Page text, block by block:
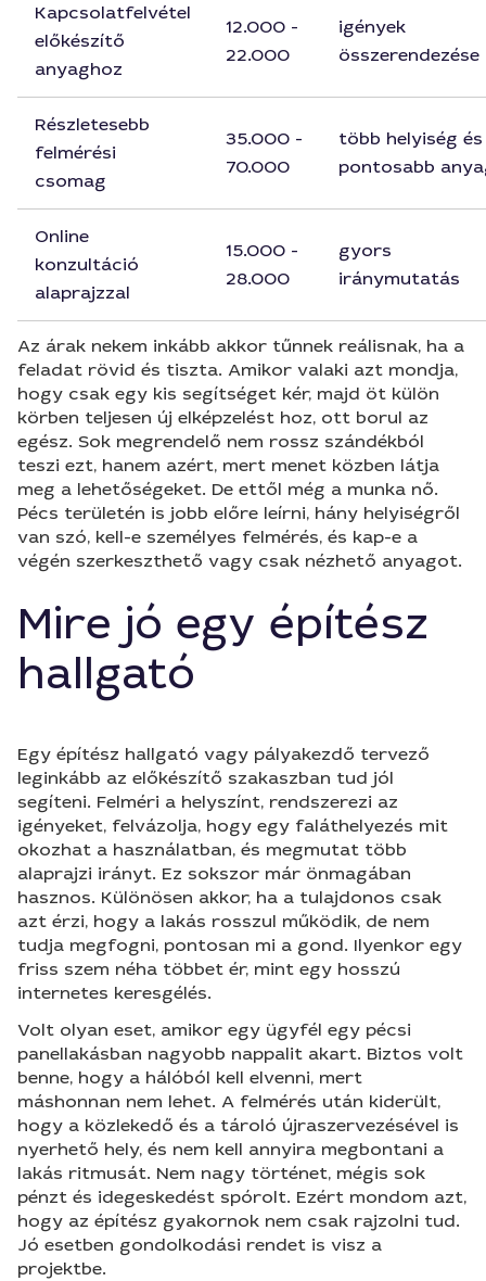
Kapcsolatfelvétel
előkészítő
anyaghoz
12.000 -
22.000
igények
összerendezése
Részletesebb
felmérési
csomag
35.000 -
70.000
több helyiség és
pontosabb
Online
konzultáció
alaprajzzal
15.000 -
28.000
gyors
iránymutatás
Az árak nekem inkább akkor tűnnek reálisnak, ha a
feladat rövid és tiszta. Amikor valaki azt mondja,
hogy csak egy kis segítséget kér, majd öt külön
körben teljesen új elképzelést hoz, ott borul az
egész. Sok megrendelő nem rossz szándékból
teszi ezt, hanem azért, mert menet közben látja
meg a lehetőségeket. De ettől még a munka nő.
Pécs területén is jobb előre leírni, hány helyiségről
van szó, kell-e személyes felmérés, és kap-e a
végén szerkeszthető vagy csak nézhető anyagot.
Mire jó egy építész
hallgató
Egy építész hallgató vagy pályakezdő tervező
leginkább az előkészítő szakaszban tud jól
segíteni. Felméri a helyszínt, rendszerezi az
igényeket, felvázolja, hogy egy faláthelyezés mit
okozhat a használatban, és megmutat több
alaprajzi irányt. Ez sokszor már önmagában
hasznos. Különösen akkor, ha a tulajdonos csak
azt érzi, hogy a lakás rosszul működik, de nem
tudja megfogni, pontosan mi a gond. Ilyenkor egy
friss szem néha többet ér, mint egy hosszú
internetes keresgélés.
Volt olyan eset, amikor egy ügyfél egy pécsi
panellakásban nagyobb nappalit akart. Biztos volt
benne, hogy a hálóból kell elvenni, mert
máshonnan nem lehet. A felmérés után kiderült,
hogy a közlekedő és a tároló újraszervezésével is
nyerhető hely, és nem kell annyira megbontani a
lakás ritmusát. Nem nagy történet, mégis sok
pénzt és idegeskedést spórolt. Ezért mondom azt,
hogy az építész gyakornok nem csak rajzolni tud.
Jó esetben gondolkodási rendet is visz a
projektbe.